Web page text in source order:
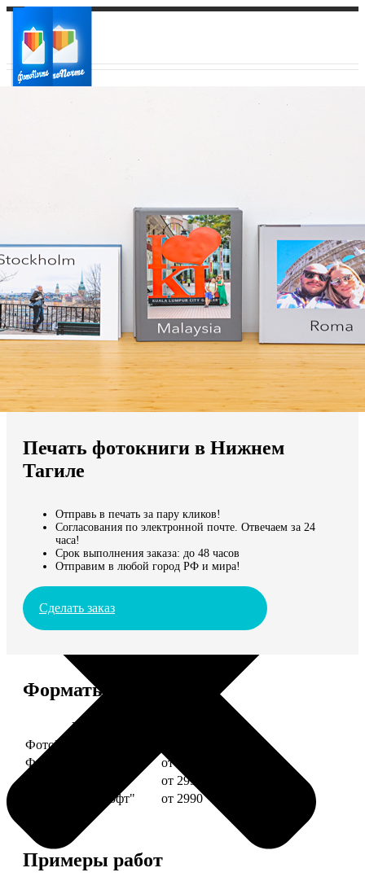
Мы доставляем по всему миру
Продолжить без города
Печать фотокниги в Нижнем
Тагиле
Отправь в печать за пару кликов!
Согласования по электронной почте. Отвечаем за 24
часа!
Срок выполнения заказа: до 48 часов
Отправим в любой город РФ и мира!
Сделать заказ
Форматы и цены
Услуга
ФотоКниги "Премиум"
ФотоКниги "Слим"
от 1290
ФотоКниги "Лайт"
от 2990
ФотоКниги "Софт"
от 2990
Примеры работ